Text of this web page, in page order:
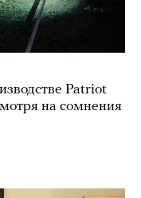
Patriot
на сомнения